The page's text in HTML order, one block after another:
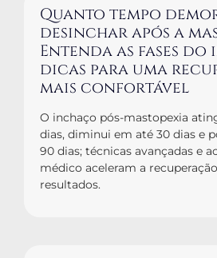
Quanto tempo
desinchar após a
Entenda as fases do
dicas para uma
mais confortável
O inchaço pós-mastopexia
dias, diminui em até 30 dias e
90 dias; técnicas avançadas e
médico aceleram a
resultados.